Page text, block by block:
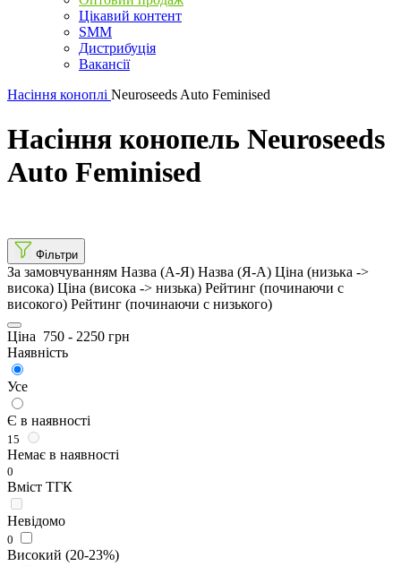
Цікавий контент
SMM
Дистрибуція
Вакансії
Насіння коноплі Neuroseeds Auto Feminised
Насіння конопель Neuroseeds
Auto Feminised
Фільтри
За замовчуванням Назва (А-Я) Назва (Я-А) Ціна (низька ->
висока) Ціна (висока -> низька) Рейтинг (починаючи с
високого) Рейтинг (починаючи с низького)
Ціна 750 - 2250 грн
Наявність
Усе
Є в наявності
15
Немає в наявності
0
Вміст ТГК
Невідомо
0
Високий (20-23%)